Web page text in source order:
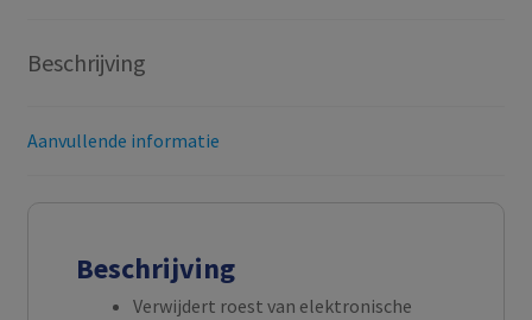
Beschrijving
Aanvullende informatie
Beschrijving
Verwijdert roest van elektronische